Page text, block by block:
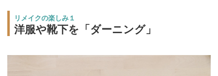
リメイクの楽しみ１
洋服や靴下を「ダーニング」